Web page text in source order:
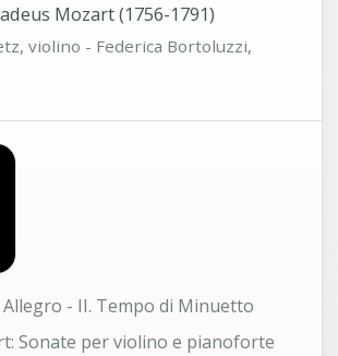
Mozart (1756-1791)
violino - Federica Bortoluzzi,
Allegro - II. Tempo di Minuetto
Sonate per violino e pianoforte